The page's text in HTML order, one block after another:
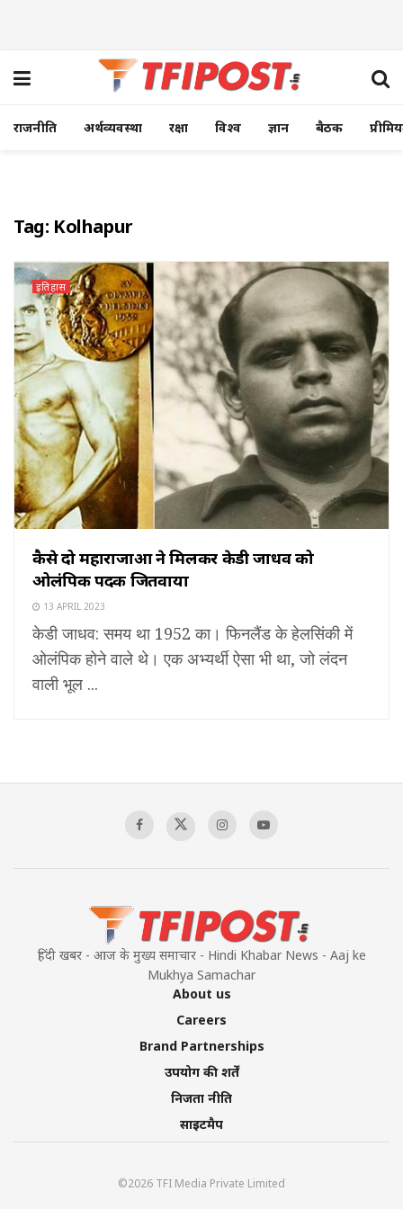
राजनीति अर्थव्यवस्था रक्षा विश्व ज्ञान बैठक
Tag: Kolhapur
इतिहास
कैसे दो महाराजाओं ने मिलकर केडी जाधव को
ओलंपिक पदक जितवाया
13 APRIL 2023
केडी जाधव: समय था 1952 का। फिनलैंड के हेलसिंकी में
ओलंपिक होने वाले थे। एक अभ्यर्थी ऐसा भी था, जो लंदन
वाली भूल ...
हिंदी खबर - आज के मुख्य समाचार - Hindi Khabar News - Aaj ke
Mukhya Samachar
About us
Careers
Brand Partnerships
उपयोग की शर्तें
निजता नीति
साइटमैप
©2026 TFI Media Private Limited